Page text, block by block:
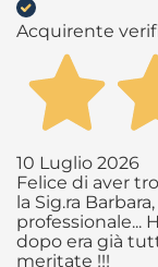
Acquirente
10 Luglio 2026
Felice di aver
la Sig.ra
professionale...
dopo era già
meritate !!!